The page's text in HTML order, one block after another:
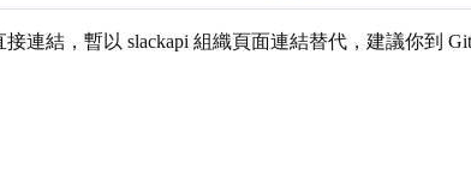
連結，暫以 slackapi 組織頁面連結替代，建議你到